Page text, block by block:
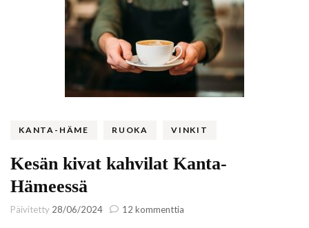
KANTA-HÄME RUOKA VINKIT
Kesän kivat kahvilat Kanta-
Hämeessä
Päivitetty 28/06/2024 12 kommenttia